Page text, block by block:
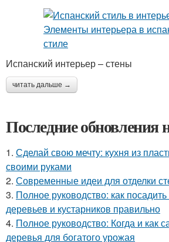
Испанский интерьер – стены
читать дальше →
Последние обновления
1. Сделай свою мечту: кухня из
своими руками
2. Современные идеи для отделки
3. Полное руководство: как
деревьев и кустарников правильно
4. Полное руководство: Когда и как
деревья для богатого урожая